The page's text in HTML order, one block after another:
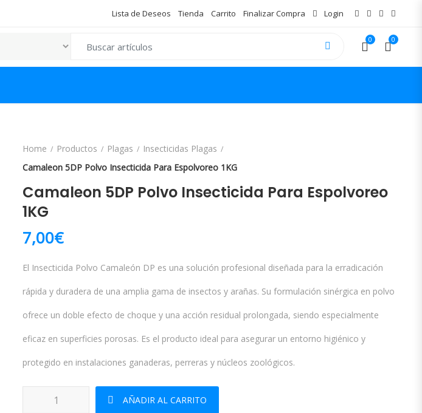
Lista de Deseos Tienda Carrito Finalizar Compra Login
0 0
Home Productos Plagas
Insecticidas Plagas
Camaleon 5DP Polvo Insecticida Para Espolvoreo 1KG
Camaleon 5DP Polvo Insecticida Para Espolvoreo
1KG
7,00€
El Insecticida Polvo Camaleón DP es una solución profesional diseñada para la erradicación
rápida y duradera de una amplia gama de insectos y arañas. Su formulación sinérgica en polvo
ofrece un doble efecto de choque y una acción residual prolongada, siendo especialmente
eficaz en superficies porosas. Es el producto ideal para asegurar un entorno higiénico y
protegido en instalaciones ganaderas, perreras y núcleos zoológicos.
Camaleon 5DP Polvo Insecticida Para Espolvoreo 1KG cantidad
AÑADIR AL CARRITO